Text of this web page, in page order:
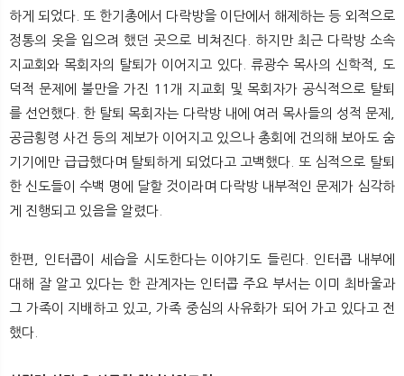
하게 되었다. 또 한기총에서 다락방을 이단에서 해제하는 등 외적으로
정통의 옷을 입으려 했던 곳으로 비쳐진다. 하지만 최근 다락방 소속
지교회와 목회자의 탈퇴가 이어지고 있다. 류광수 목사의 신학적, 도
덕적 문제에 불만을 가진 11개 지교회 및 목회자가 공식적으로 탈퇴
를 선언했다. 한 탈퇴 목회자는 다락방 내에 여러 목사들의 성적 문제,
공금횡령 사건 등의 제보가 이어지고 있으나 총회에 건의해 보아도 숨
기기에만 급급했다며 탈퇴하게 되었다고 고백했다. 또 심적으로 탈퇴
한 신도들이 수백 명에 달할 것이라며 다락방 내부적인 문제가 심각하
게 진행되고 있음을 알렸다.
한편, 인터콥이 세습을 시도한다는 이야기도 들린다. 인터콥 내부에
대해 잘 알고 있다는 한 관계자는 인터콥 주요 부서는 이미 최바울과
그 가족이 지배하고 있고, 가족 중심의 사유화가 되어 가고 있다고 전
했다.